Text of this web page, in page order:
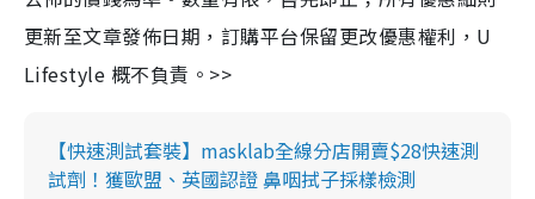
更新至文章發佈日期，訂購平台保留更改優惠權利，U
Lifestyle 概不負責。>>
【快速測試套裝】masklab全線分店開賣$28快速測
試劑！獲歐盟、英國認證 鼻咽拭子採樣檢測